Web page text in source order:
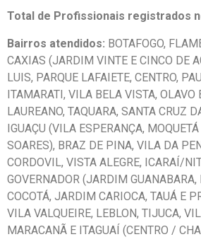
Total de Profissionais registrados
Bairros atendidos: BOTAFOGO,
CAXIAS (JARDIM VINTE E CINCO DE
LUIS, PARQUE LAFAIETE, CENTRO,
ITAMARATI, VILA BELA VISTA, OLAVO
LAUREANO, TAQUARA, SANTA CRUZ
IGUAÇU (VILA ESPERANÇA,
SOARES), BRAZ DE PINA, VILA DA
CORDOVIL, VISTA ALEGRE, ICARAÍ/
GOVERNADOR (JARDIM GUANABARA,
COCOTÁ, JARDIM CARIOCA, TAUÁ E
VILA VALQUEIRE, LEBLON, TIJUCA,
MARACANÃ E ITAGUAÍ (CENTRO /